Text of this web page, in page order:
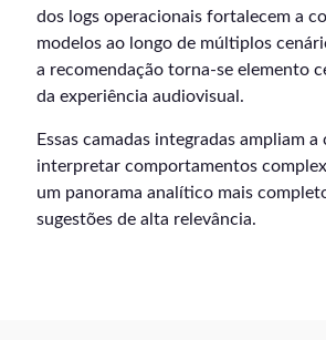
dos logs operacionais fortalecem a
modelos ao longo de múltiplos
a recomendação torna-se elemento
da experiência audiovisual.
Essas camadas integradas ampliam a
interpretar comportamentos
um panorama analítico mais
sugestões de alta relevância.